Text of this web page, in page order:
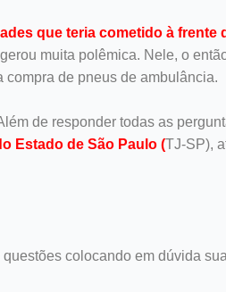
que teria cometido à frente
muita polêmica. Nele, o
de pneus de ambulância.
de responder todas as
Estado de São Paulo (TJ-SP),
colocando em dúvida sua